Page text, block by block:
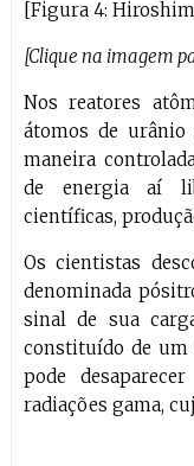
[Figura 4:
[Clique na imagem
Nos reatores
átomos de urânio
maneira
de energia aí
científicas,
Os cientistas
denominada
sinal de sua
constituído de um
pode
radiações gama,